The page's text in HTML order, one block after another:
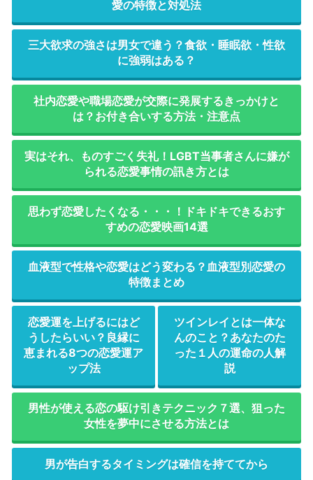
愛の特徴と対処法
三大欲求の強さは男女で違う？食欲・睡眠欲・性欲
に強弱はある？
社内恋愛や職場恋愛が交際に発展するきっかけと
は？お付き合いする方法・注意点
実はそれ、ものすごく失礼！LGBT当事者さんに嫌が
られる恋愛事情の訊き方とは
思わず恋愛したくなる・・・！ドキドキできるおす
すめの恋愛映画14選
血液型で性格や恋愛はどう変わる？血液型別恋愛の
特徴まとめ
恋愛運を上げるにはど
うしたらいい？良縁に
恵まれる8つの恋愛運ア
ップ法
ツインレイとは一体な
んのこと？あなたのた
った１人の運命の人解
説
男性が使える恋の駆け引きテクニック７選、狙った
女性を夢中にさせる方法とは
男が告白するタイミングは確信を持ててから